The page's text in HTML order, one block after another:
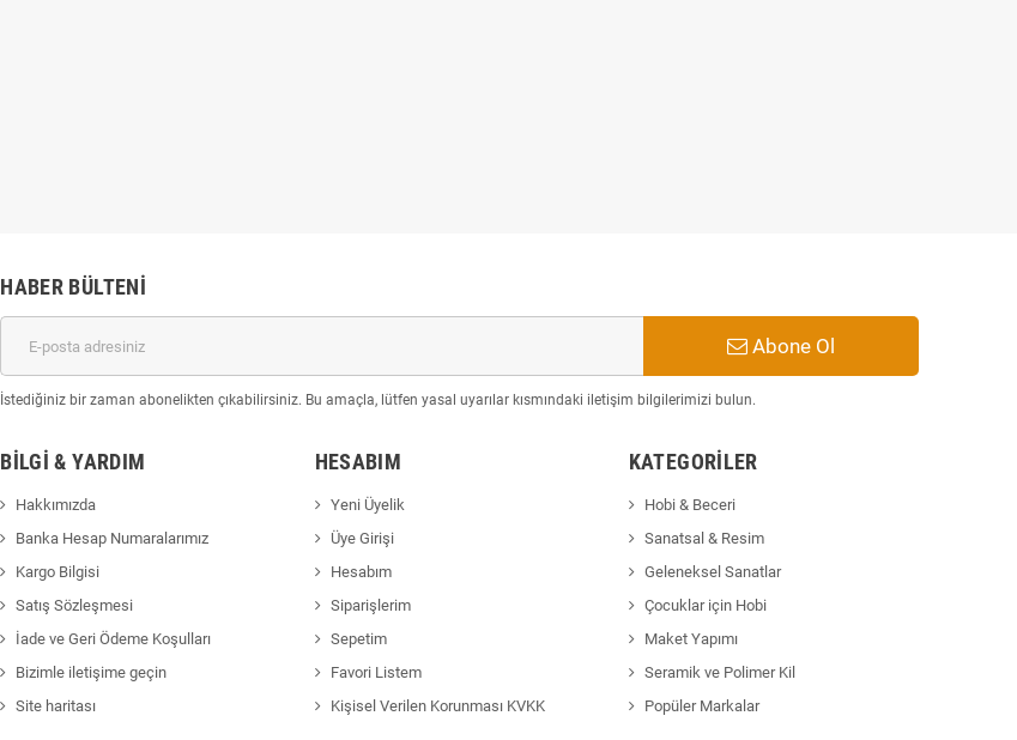
HABER BÜLTENI
Abone Ol
İstediğiniz bir zaman abonelikten çıkabilirsiniz. Bu amaçla, lütfen yasal uyarılar kısmındaki iletişim bilgilerimizi bulun.
BILGI & YARDIM
Hakkımızda
Banka Hesap Numaralarımız
Kargo Bilgisi
Satış Sözleşmesi
İade ve Geri Ödeme Koşulları
Bizimle iletişime geçin
Site haritası
HESABIM
Yeni Üyelik
Üye Girişi
Hesabım
Siparişlerim
Sepetim
Favori Listem
Kişisel Verilen Korunması KVKK
KATEGORILER
Hobi & Beceri
Sanatsal & Resim
Geleneksel Sanatlar
Çocuklar için Hobi
Maket Yapımı
Seramik ve Polimer Kil
Popüler Markalar